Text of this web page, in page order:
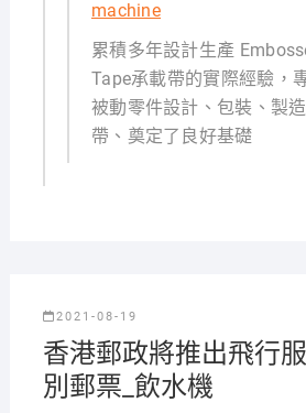
machine
累積多年設計生產
Tape承載帶的實際經驗，
被動零件設計、包裝、製
帶、奠定了良好基礎
2021-08-19
香港郵政將推出飛行
別郵票_飲水機